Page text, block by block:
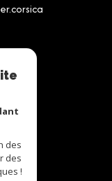
des
des
!